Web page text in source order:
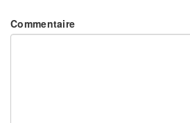
Commentaire